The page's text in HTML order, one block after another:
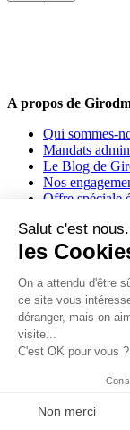
A propos de
Qui sommes-
Mandats
Le Blog de
Nos
Offre spéciale
Bon de
Découvrez
Découvrez
Besoin d'aide?
Salut c'est
les
On a attendu d'être
ce site vous
déranger, mais on
visite...
C'est OK pour vous ?
Non merci